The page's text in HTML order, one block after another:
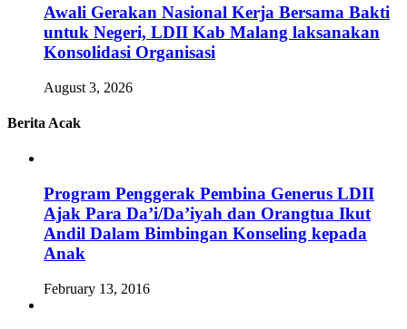
Awali Gerakan Nasional Kerja Bersama Bakti
untuk Negeri, LDII Kab Malang laksanakan
Konsolidasi Organisasi
August 3, 2026
Berita Acak
Program Penggerak Pembina Generus LDII
Ajak Para Da’i/Da’iyah dan Orangtua Ikut
Andil Dalam Bimbingan Konseling kepada
Anak
February 13, 2016